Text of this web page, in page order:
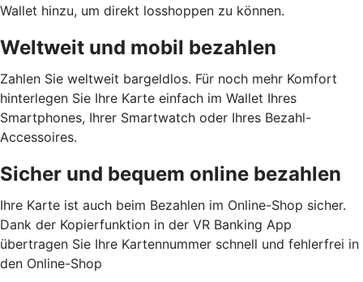
Wallet hinzu, um direkt losshoppen zu können.
Weltweit und mobil bezahlen
Zahlen Sie weltweit bargeldlos. Für noch mehr Komfort
hinterlegen Sie Ihre Karte einfach im Wallet Ihres
Smartphones, Ihrer Smartwatch oder Ihres Bezahl-
Accessoires.
Sicher und bequem online bezahlen
Ihre Karte ist auch beim Bezahlen im Online-Shop sicher.
Dank der Kopierfunktion in der VR Banking App
übertragen Sie Ihre Kartennummer schnell und fehlerfrei in
den Online-Shop